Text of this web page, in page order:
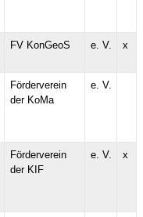
FV KonGeoS e. V. x
Förderverein
der KoMa
e. V.
Förderverein
der KIF
e. V. x